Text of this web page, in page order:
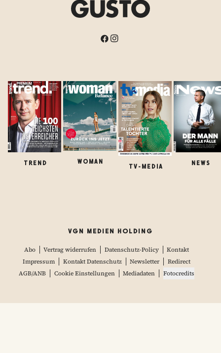
TREND WOMAN
TV-MEDIA
NEWS
VGN MEDIEN HOLDING
Abo Vertrag widerrufen Datenschutz-Policy
Kontakt
Impressum
Kontakt Datenschutz Newsletter
Redirect
AGB/ANB
Cookie Einstellungen Mediadaten Fotocredits